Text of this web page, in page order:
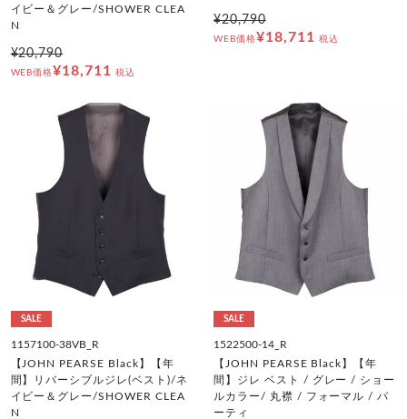
イビー＆グレー/SHOWER CLEA
N
¥20,790
WEB価格¥18,711 税込
¥20,790
WEB価格¥18,711 税込
SALE
1157100-38VB_R
【JOHN PEARSE Black】【年
間】リバーシブルジレ(ベスト)/ネ
イビー＆グレー/SHOWER CLEA
N
SALE
1522500-14_R
【JOHN PEARSE Black】【年
間】ジレ ベスト / グレー / ショー
ルカラー/ 丸襟 / フォーマル / パ
ーティ